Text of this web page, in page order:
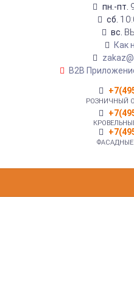
пн.-пт.
сб.
вс.
Как
B2B
РОЗНИЧНЫЙ